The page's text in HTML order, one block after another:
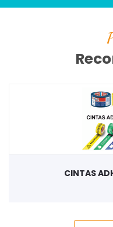
CINTAS